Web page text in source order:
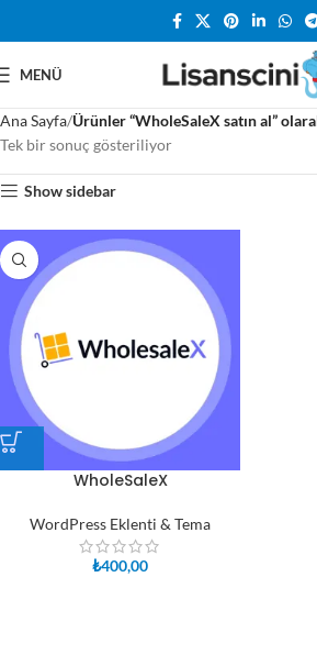
MENÜ
Ana Sayfa Ürünler “WholeSaleX satın al”
Tek bir sonuç gösteriliyor
Show sidebar
WholeSaleX
WordPress Eklenti & Tema
₺400,00